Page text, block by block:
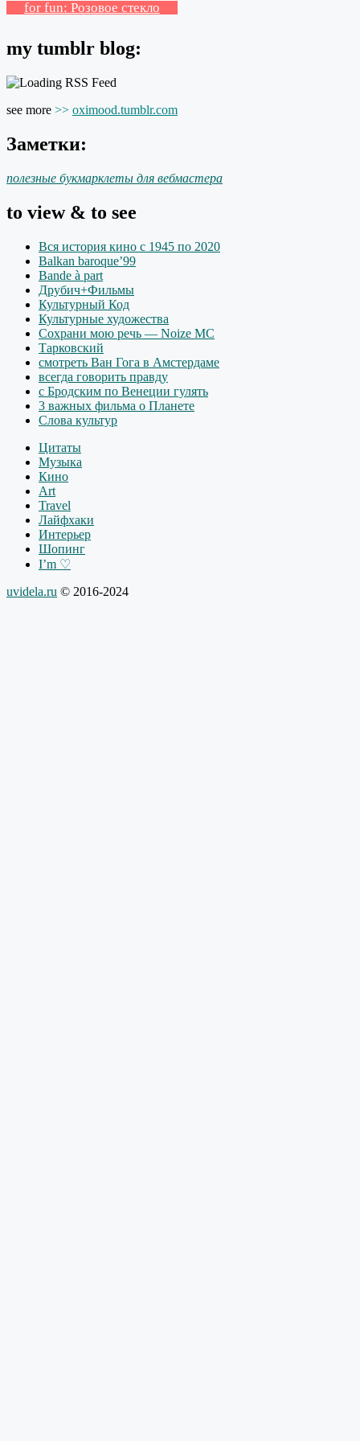
for fun: Розовое стекло
my tumblr blog:
see more >> oximood.tumblr.com
Заметки:
полезные букмарклеты для вебмастера
to view & to see
Вся история кино с 1945 по 2020
Balkan baroque’99
Bande à part
Друбич+Фильмы
Культурный Код
Культурные художества
Сохрани мою речь — Noize MC
Тарковский
смотреть Ван Гога в Амстердаме
всегда говорить правду
с Бродским по Венеции гулять
3 важных фильма о Планете
Слова культур
Цитаты
Музыка
Кино
Art
Travel
Лайфхаки
Интерьер
Шопинг
I’m ♡
uvidela.ru © 2016-2024